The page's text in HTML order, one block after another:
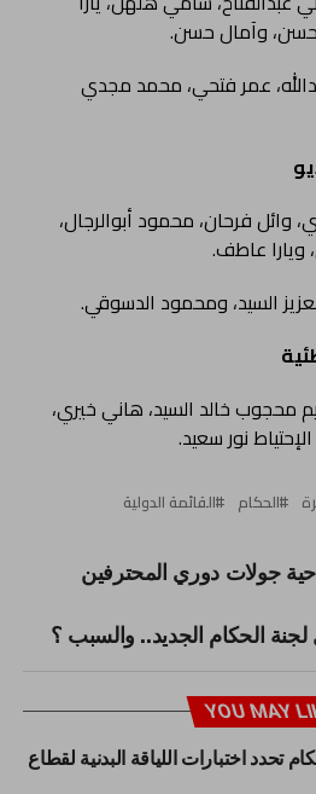
وآمال حسن.
عمر فتحي، محمد مجدي
فرحان، محمود أبوالرجال،
ويارا عاطف.
السيد، ومحمود الدسوقي.
محجوب خالد السيد، هاني خيري،
نور سعيد.
الحكام القائمة الدولية
جولات دوري المحترفين
الحكام الجديد.. والسبب ؟
YOU MAY
تحدد اختبارات اللياقة البدنية لقطاع